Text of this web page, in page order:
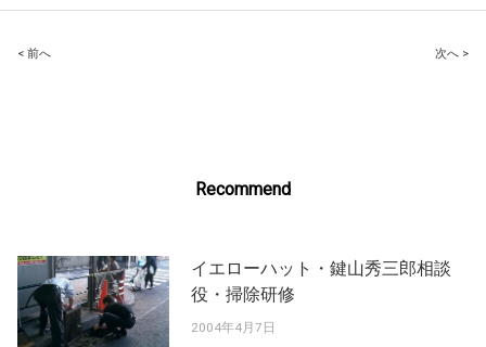
Post
< 前へ 次へ >
Recommend
イエローハット・鍵山秀三郎相談
役・掃除研修
2004年4月7日